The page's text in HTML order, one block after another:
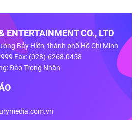
ENTERTAINMENT CO., LTD
Bảy Hiền, thành phố Hồ Chí Minh
Fax: (028)-6268.0458
Đào Trọng Nhân